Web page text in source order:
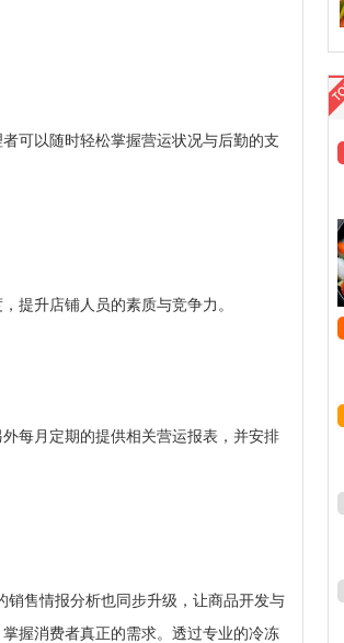
可以随时轻松掌握营运状况与后勤的支
提升店铺人员的素质与竞争力。
每月定期的提供相关营运报表，并安排
售情报分析也同步升级，让商品开发与
握消费者真正的需求。透过专业的冷冻